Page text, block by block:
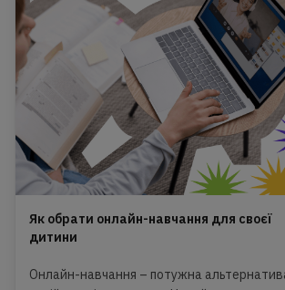
Як обрати онлайн-навчання для своєї
дитини
Онлайн-навчання – потужна